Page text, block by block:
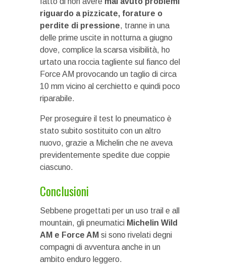
riguardo a pizzicate, forature o
perdite di pressione, tranne in una
delle prime uscite in notturna a giugno
dove, complice la scarsa visibilità, ho
urtato una roccia tagliente sul fianco del
Force AM provocando un taglio di circa
10 mm vicino al cerchietto e quindi poco
riparabile.
Per proseguire il test lo pneumatico è
stato subito sostituito con un altro
nuovo, grazie a Michelin che ne aveva
previdentemente spedite due coppie
ciascuno.
Conclusioni
Sebbene progettati per un uso trail e all
mountain, gli pneumatici Michelin Wild
AM e Force AM si sono rivelati degni
compagni di avventura anche in un
ambito enduro leggero.